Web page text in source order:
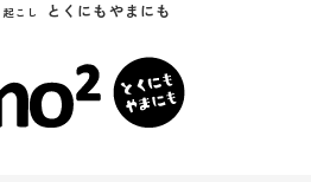
こし とくにもやまにも